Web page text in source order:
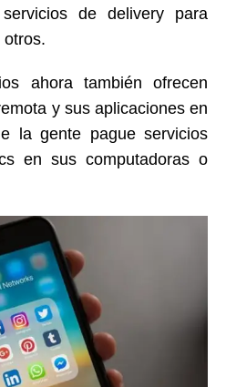
de delivery para
otros.
ahora también ofrecen
y sus aplicaciones en
la gente pague servicios
en sus computadoras o